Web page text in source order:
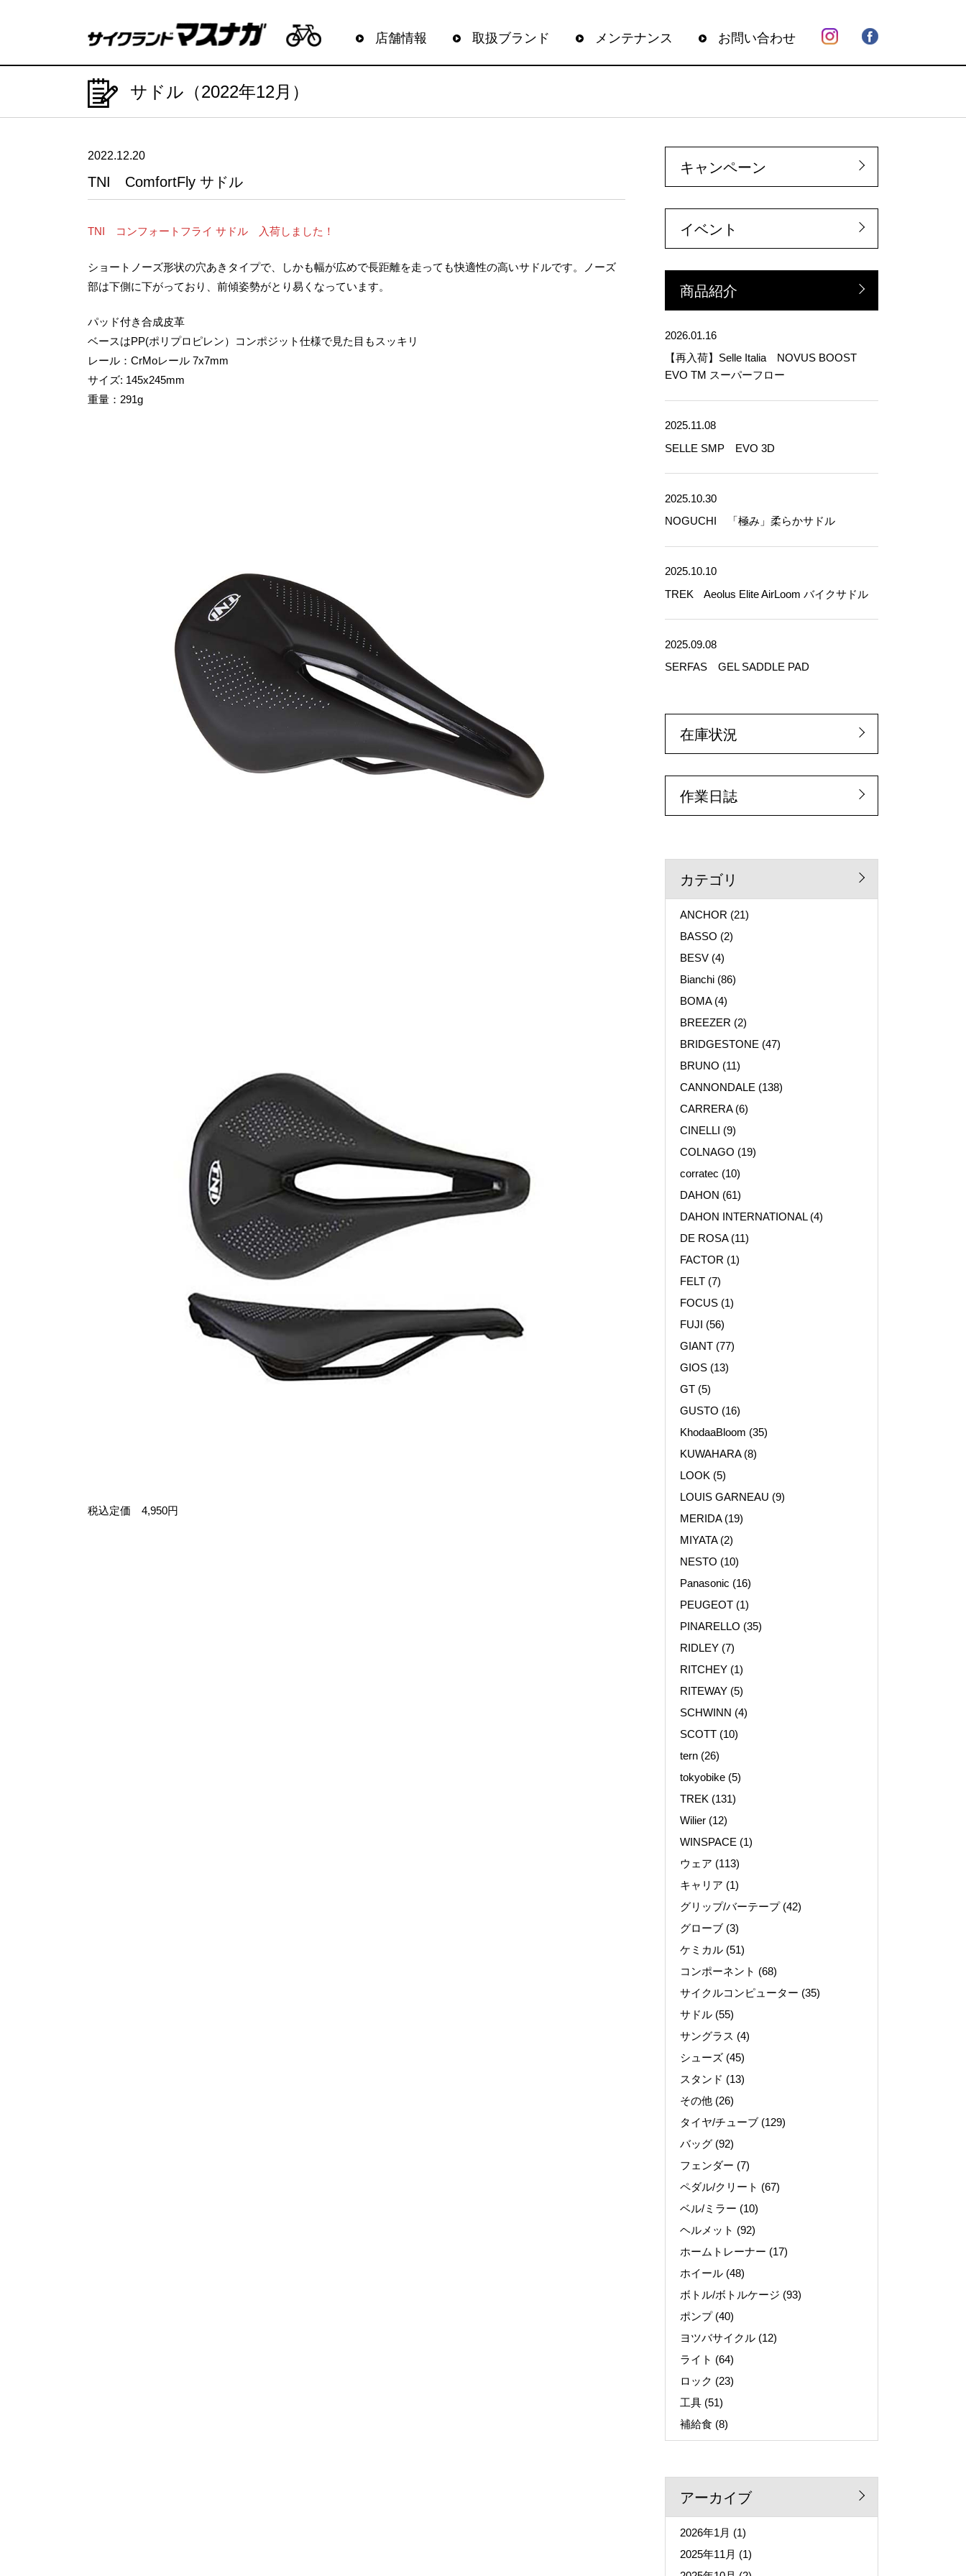
店舗情報 取扱ブランド メンテナンス お問い合わせ
サドル（2022年12月）
2022.12.20
TNI ComfortFly サドル
TNI コンフォートフライ サドル 入荷しました！
ショートノーズ形状の穴あきタイプで、しかも幅が広めで長距離を走っても快適性の高いサドルです。ノーズ
部は下側に下がっており、前傾姿勢がとり易くなっています。
パッド付き合成皮革
ベースはPP(ポリプロピレン）コンポジット仕様で見た目もスッキリ
レール：CrMoレール 7x7mm
サイズ: 145x245mm
重量：291g
税込定価 4,950円
キャンペーン
イベント
商品紹介
2026.01.16
【再入荷】Selle Italia NOVUS BOOST
EVO TM スーパーフロー
2025.11.08
SELLE SMP EVO 3D
2025.10.30
NOGUCHI 「極み」柔らかサドル
2025.10.10
TREK Aeolus Elite AirLoom バイクサドル
2025.09.08
SERFAS GEL SADDLE PAD
在庫状況
作業日誌
カテゴリ
ANCHOR (21)
BASSO (2)
BESV (4)
Bianchi (86)
BOMA(4)
BREEZER (2)
BRIDGESTONE (47)
BRUNO (11)
CANNONDALE (138)
CARRERA(6)
CINELLI (9)
COLNAGO (19)
corratec (10)
DAHON (61)
DAHON INTERNATIONAL(4)
DE ROSA(11)
FACTOR (1)
FELT (7)
FOCUS (1)
FUJI (56)
GIANT (77)
GIOS (13)
GT (5)
GUSTO (16)
KhodaaBloom (35)
KUWAHARA(8)
LOOK (5)
LOUIS GARNEAU (9)
MERIDA(19)
MIYATA(2)
NESTO (10)
Panasonic (16)
PEUGEOT (1)
PINARELLO (35)
RIDLEY (7)
RITCHEY (1)
RITEWAY (5)
SCHWINN (4)
SCOTT (10)
tern (26)
tokyobike (5)
TREK (131)
Wilier (12)
WINSPACE (1)
ウェア (113)
キャリア (1)
グリップ/バーテープ(42)
グローブ (3)
ケミカル (51)
コンポーネント (68)
サイクルコンピューター (35)
サドル (55)
サングラス (4)
シューズ (45)
スタンド (13)
その他 (26)
タイヤ/チューブ (129)
バッグ (92)
フェンダー (7)
ペダル/クリート (67)
ベル/ミラー (10)
ヘルメット (92)
ホームトレーナー (17)
ホイール (48)
ボトル/ボトルケージ (93)
ポンプ(40)
ヨツバサイクル (12)
ライト (64)
ロック (23)
工具 (51)
補給食 (8)
アーカイブ
2026年1月 (1)
2025年11月 (1)